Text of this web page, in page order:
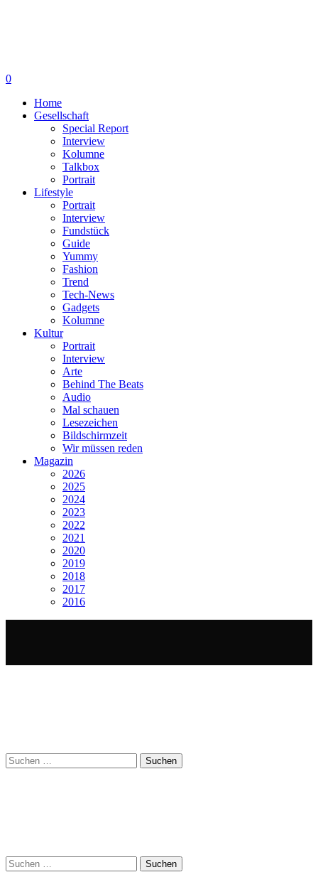
0
Home
Gesellschaft
Special Report
Interview
Kolumne
Talkbox
Portrait
Lifestyle
Portrait
Interview
Fundstück
Guide
Yummy
Fashion
Trend
Tech-News
Gadgets
Kolumne
Kultur
Portrait
Interview
Arte
Behind The Beats
Audio
Mal schauen
Lesezeichen
Bildschirmzeit
Wir müssen reden
Magazin
2026
2025
2024
2023
2022
2021
2020
2019
2018
2017
2016
Suchen
nach:
Suchen
nach: